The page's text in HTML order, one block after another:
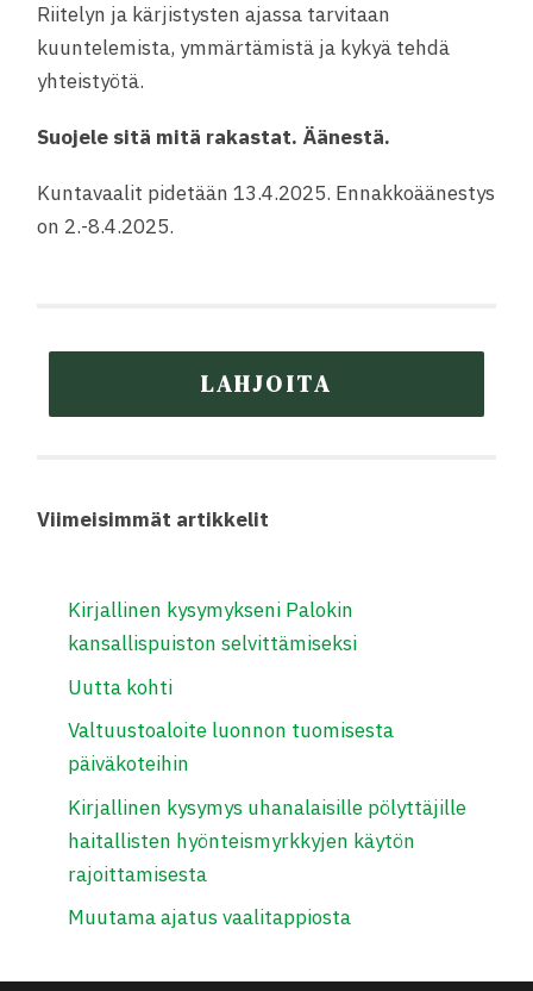
Riitelyn ja kärjistysten ajassa tarvitaan
kuuntelemista, ymmärtämistä ja kykyä tehdä
yhteistyötä.
Suojele sitä mitä rakastat. Äänestä.
Kuntavaalit pidetään 13.4.2025. Ennakkoäänestys
on 2.-8.4.2025.
Viimeisimmät artikkelit
Kirjallinen kysymykseni Palokin
kansallispuiston selvittämiseksi
Uutta kohti
Valtuustoaloite luonnon tuomisesta
päiväkoteihin
Kirjallinen kysymys uhanalaisille pölyttäjille
haitallisten hyönteismyrkkyjen käytön
rajoittamisesta
Muutama ajatus vaalitappiosta